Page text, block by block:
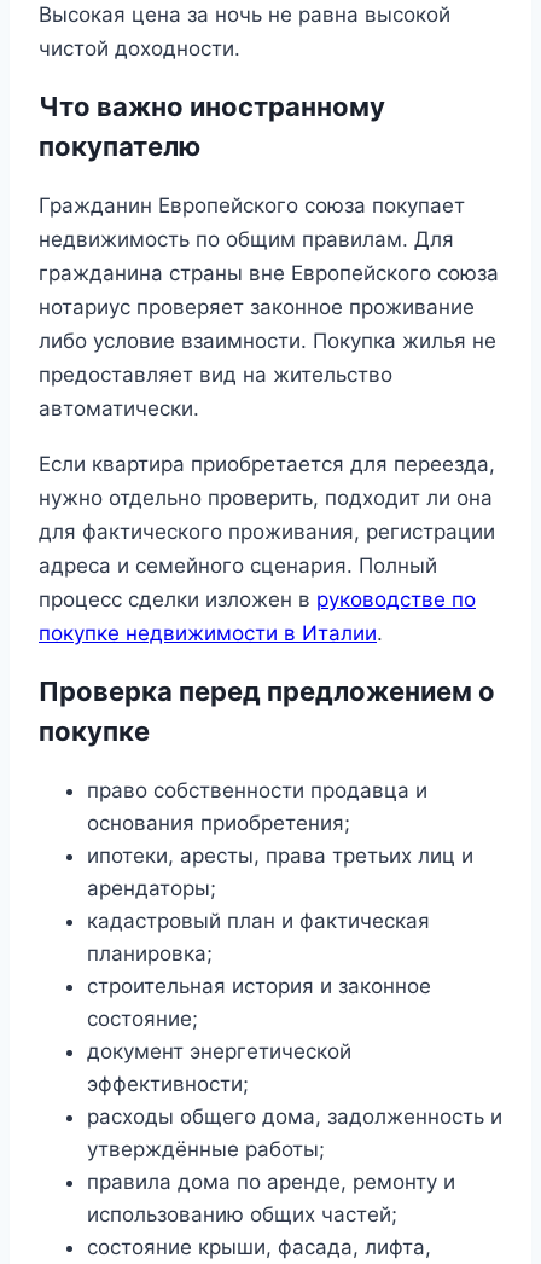
Высокая цена за ночь не равна высокой
чистой доходности.
Что важно иностранному
покупателю
Гражданин Европейского союза покупает
недвижимость по общим правилам. Для
гражданина страны вне Европейского союза
нотариус проверяет законное проживание
либо условие взаимности. Покупка жилья не
предоставляет вид на жительство
автоматически.
Если квартира приобретается для переезда,
нужно отдельно проверить, подходит ли она
для фактического проживания, регистрации
адреса и семейного сценария. Полный
процесс сделки изложен в руководстве по
покупке недвижимости в Италии.
Проверка перед предложением о
покупке
право собственности продавца и
основания приобретения;
ипотеки, аресты, права третьих лиц и
арендаторы;
кадастровый план и фактическая
планировка;
строительная история и законное
состояние;
документ энергетической
эффективности;
расходы общего дома, задолженность и
утверждённые работы;
правила дома по аренде, ремонту и
использованию общих частей;
состояние крыши, фасада, лифта,